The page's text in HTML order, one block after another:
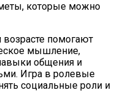
которые можно
помогают
мышление,
общения и
Игра в ролевые
социальные роли и